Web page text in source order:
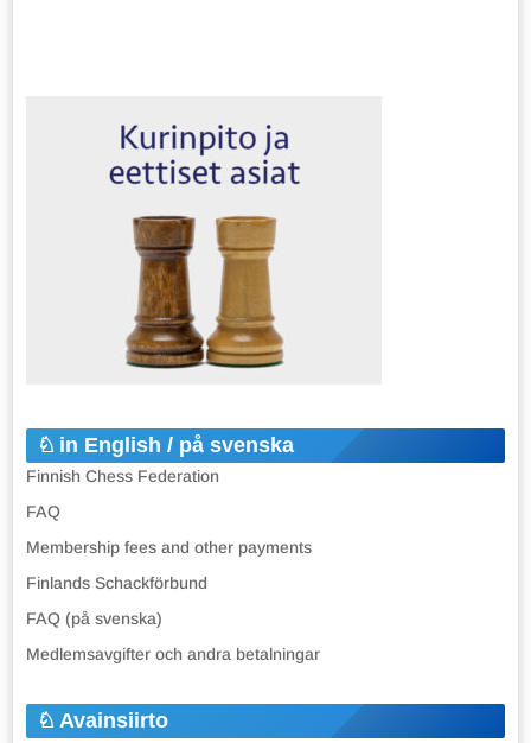
in English / på svenska
Finnish Chess Federation
FAQ
Membership fees and other payments
Finlands Schackförbund
FAQ (på svenska)
Medlemsavgifter och andra betalningar
Avainsiirto